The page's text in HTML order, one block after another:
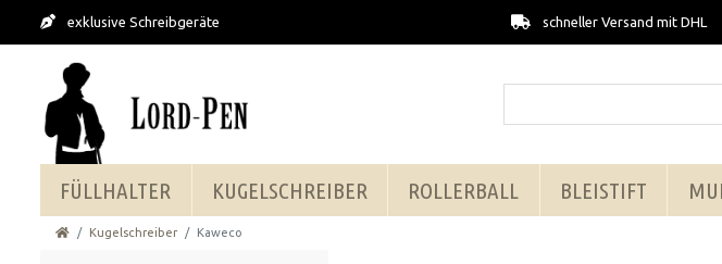
exklusive Schreibgeräte schneller Versand mit DHL
FÜLLHALTER KUGELSCHREIBER ROLLERBALL BLEISTIFT
Kugelschreiber Kaweco